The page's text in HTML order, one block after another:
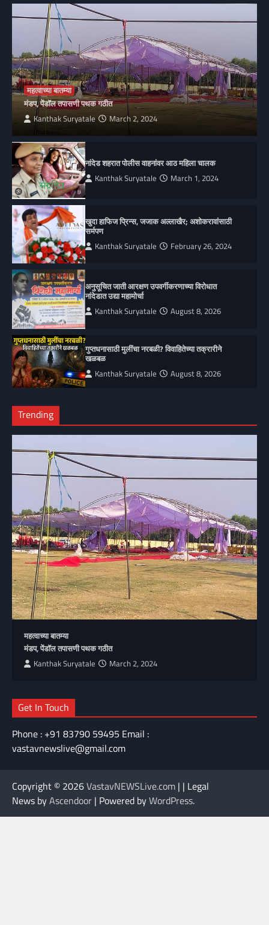
महत्वाच्या बातम्या
मंडप, पेंडॉल तपासणी पथक गठीत
Kanthak Suryatale March 2, 2024
नांदेड शहरात पोलीस वाहनांवर आठ महिला चालक
Kanthak Suryatale March 1, 2024
खुदा हाफिज प्रिन्स, जजाक अल्लाखैर; अशोकरावांसाठी
सर्मपण
Kanthak Suryatale February 26, 2024
अनुसूचित जाती आरक्षण उपवर्गीकरणाच्या विरोधात
नांदेडात उद्या महामोर्चा
Kanthak Suryatale August 8, 2026
गुप्तधनासाठी मुलींचा नरबळी? विवाहितेच्या तक्रारीने
खळबळ
Kanthak Suryatale August 8, 2026
Trending
महत्वाच्या बातम्या
मंडप, पेंडॉल तपासणी पथक गठीत
Kanthak Suryatale March 2, 2024
Get In Touch
Phone : +91 83790 59495 Email :
vastavnewslive@gmail.com
Copyright © 2026VastavNEWSLive.com | | Legal
News byAscendoor | Powered byWordPress.